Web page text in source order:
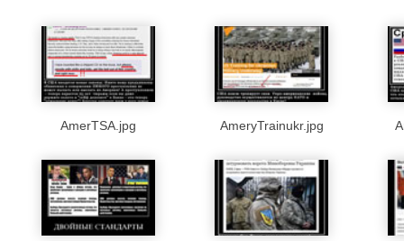
AmerTSA.jpg AmeryTrainukr.jpg